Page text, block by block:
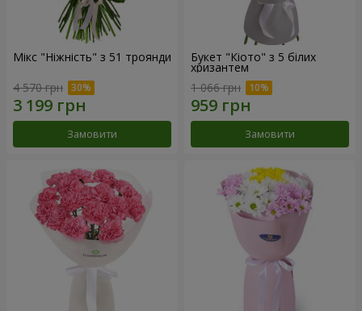
Мікс "Ніжність" з 51 троянди
4 570 грн
Замовити
Букет "Кіото" з 5 білих
хризантем
1 066 грн
Замовити